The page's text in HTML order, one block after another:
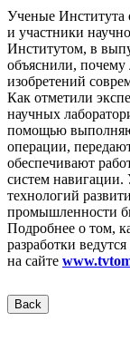
Ученые
и участники
Институтом, в
объяснили,
изобретений
Как отметили
научных
помощью
операции,
обеспечивают
систем навигации.
технологий
промышленности
Подробнее о том,
разработки
на сайте
Back